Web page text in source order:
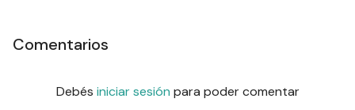
Comentarios
Debés iniciar sesión para poder comentar